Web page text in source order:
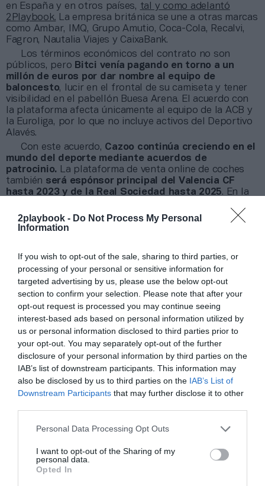
2playbook - Do Not Process My Personal
Information
If you wish to opt-out of the sale, sharing to third parties, or
processing of your personal or sensitive information for
targeted advertising by us, please use the below opt-out
section to confirm your selection. Please note that after your
opt-out request is processed you may continue seeing
interest-based ads based on personal information utilized by
us or personal information disclosed to third parties prior to
your opt-out. You may separately opt-out of the further
disclosure of your personal information by third parties on the
IAB’s list of downstream participants. This information may
also be disclosed by us to third parties on the IAB’s List of
Downstream Participants that may further disclose it to other
Personal Data Processing Opt Outs
I want to opt-out of the Sharing of my
personal data.
Opted In
Índex
Cazoo
en España y en otros países, tal y como adelantó
2Playbook. La empresa británica se une a otras marcas
como Ambar, IMQ, Grupo Amutio, Coca-Cola, Recalvi,
Fagron, Nautalia Viajes y CaixaBank.
Los términos económicos del contrato no son
públicos, pero Bitci venía pagando en torno a un
millón de euros por dar nombre al equipo de
baloncesto, lucir en el frontal de su camiseta y tener
visibilidad en el pabellón Buesa Arena. El acuerdo con
la plataforma afecta únicamente al equipo de la ACB y
la Euroliga, por lo que no incluye activos del Deportivo
Alavés.
Con este acuerdo, Cazoo continúa creciendo en el
mundo del deporte mediante acuerdos de
patrocinio. La plataforma de venta online de coches
también será espónsor principal del Valencia CF
hasta 2023 y de la Real Sociedad hasta 2025. En la
Lille, mientras que en la Premier League tiene presencia
con el Everton y el Aston Villa, entre otros.
Añadir2Playbookcomo fuente preferida de Google
de forma gratuita
Mantente informado con las últimas noticias de actualidad.
ACTIVAR AHORA
Compartir
Imprimir